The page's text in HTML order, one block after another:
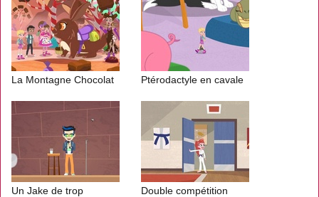
La Montagne Chocolat Ptérodactyle en cavale
Un Jake de trop Double compétition